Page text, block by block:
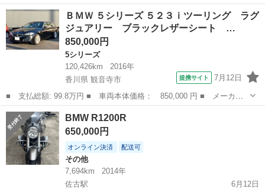
ームのプロテクションシールとセンタースタンドグリップ、折りたた
み式 SCプロジェクトチタンマフラー、カタログでは車検対応となって
います。 両側にエ...
徳島 徳島市 その他
ＢＭＷ ５シリーズ ５２３ｉツーリング ラグ
ジュアリー ブラックレザーシート …
850,000円
5シリーズ
120,426km
2016年
香川県 観音寺市
提携サイト 7月12日
■ 支払総額: 99.8万円 ■ 車両本体価格： 850,000 円 ■ メーカー
名： ＢＭＷ ■ 車種名： ５シリーズ ■ グレード名： ５２３ｉ
ツーリング ラグジュアリー ブラックレザーシート ナビ テレ
ビ バックモニ...
香川 観音寺市
BMW R1200R
650,000円
オンライン決済 配送可
その他
7,694km
2014年
佐古駅
6月12日